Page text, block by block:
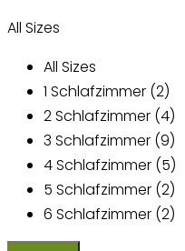
All Sizes
All Sizes
1 Schlafzimmer (2)
2 Schlafzimmer (4)
3 Schlafzimmer (9)
4 Schlafzimmer (5)
5 Schlafzimmer (2)
6 Schlafzimmer (2)